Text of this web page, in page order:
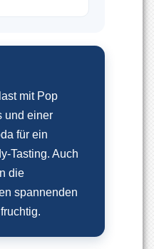
mit Pop
und einer
für ein
Tasting. Auch
die
spannenden